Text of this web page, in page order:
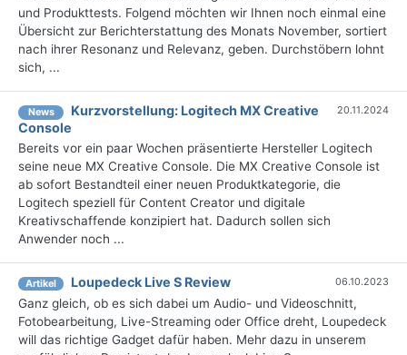
und Produkttests. Folgend möchten wir Ihnen noch einmal eine
Übersicht zur Berichterstattung des Monats November, sortiert
nach ihrer Resonanz und Relevanz, geben. Durchstöbern lohnt
sich, ...
News
Kurzvorstellung: Logitech MX Creative
Console
20.11.2024
Bereits vor ein paar Wochen präsentierte Hersteller Logitech
seine neue MX Creative Console. Die MX Creative Console ist
ab sofort Bestandteil einer neuen Produktkategorie, die
Logitech speziell für Content Creator und digitale
Kreativschaffende konzipiert hat. Dadurch sollen sich
Anwender noch ...
Artikel Loupedeck Live S Review 06.10.2023
Ganz gleich, ob es sich dabei um Audio- und Videoschnitt,
Fotobearbeitung, Live-Streaming oder Office dreht, Loupedeck
will das richtige Gadget dafür haben. Mehr dazu in unserem